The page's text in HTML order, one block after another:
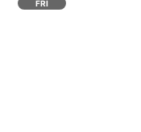
FRI